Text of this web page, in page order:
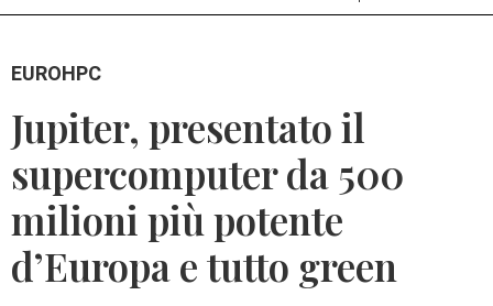
EUROHPC
Jupiter, presentato il
supercomputer da 500
milioni più potente
d’Europa e tutto green